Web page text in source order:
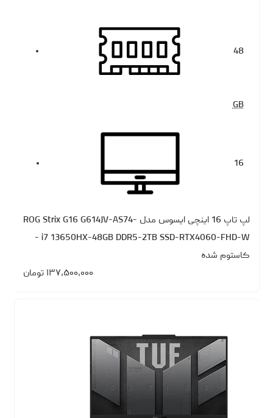
48
GB
16
لپ تاپ 16 اینچی ایسوس مدل ROG Strix G16 G614JV-AS74-
i7 13650HX-48GB DDR5-2TB SSD-RTX4060-FHD-W -
کاستوم شده
۱۳۷،۵۰۰،۰۰۰ تومان